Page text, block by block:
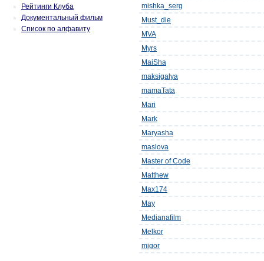
Рейтинги Клуба
Документальный фильм
Список по алфавиту
mishka_serg
Must_die
MVA
Myrs
MaiSha
maksigalya
mamaTata
Mari
Mark
Maryasha
maslova
Master of Code
Matthew
Max174
May
Medianafilm
Melkor
migor